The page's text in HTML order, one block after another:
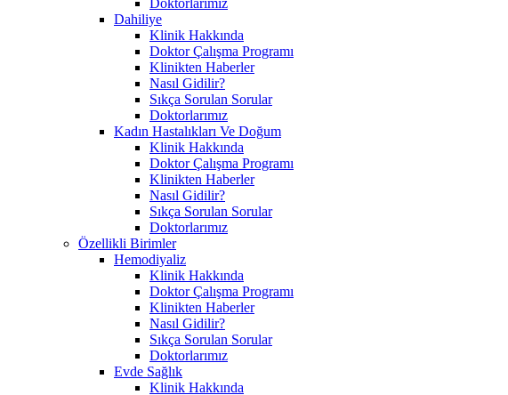
Dahiliye
Klinik Hakkında
Doktor Çalışma Programı
Klinikten Haberler
Nasıl Gidilir?
Sıkça Sorulan Sorular
Doktorlarımız
Kadın Hastalıkları Ve Doğum
Klinik Hakkında
Doktor Çalışma Programı
Klinikten Haberler
Nasıl Gidilir?
Sıkça Sorulan Sorular
Doktorlarımız
Özellikli Birimler
Hemodiyaliz
Klinik Hakkında
Doktor Çalışma Programı
Klinikten Haberler
Nasıl Gidilir?
Sıkça Sorulan Sorular
Doktorlarımız
Evde Sağlık
Klinik Hakkında